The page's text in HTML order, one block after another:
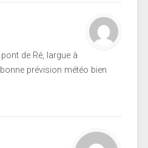
de Ré, largue à
prévision météo bien